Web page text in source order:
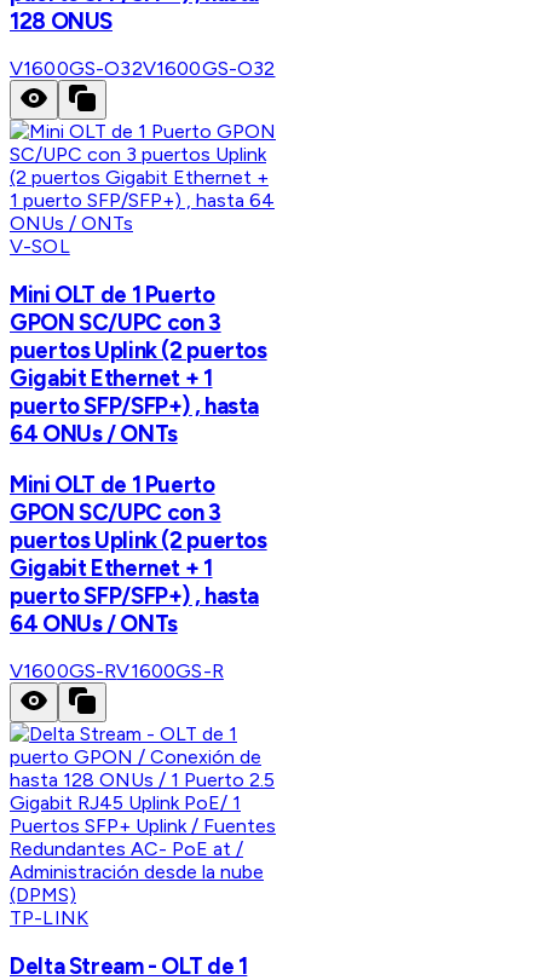
128 ONUS
V1600GS-O32V1600GS-O32
V-SOL
Mini OLT de 1 Puerto
GPON SC/UPC con 3
puertos Uplink (2 puertos
Gigabit Ethernet + 1
puerto SFP/SFP+) , hasta
64 ONUs / ONTs
Mini OLT de 1 Puerto
GPON SC/UPC con 3
puertos Uplink (2 puertos
Gigabit Ethernet + 1
puerto SFP/SFP+) , hasta
64 ONUs / ONTs
V1600GS-RV1600GS-R
TP-LINK
Delta Stream - OLT de 1